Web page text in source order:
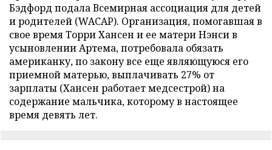
Бэдфорд подала Всемирная ассоциация для детей
и родителей (WACAP). Организация, помогавшая в
свое время Торри Хансен и ее матери Нэнси в
усыновлении Артема, потребовала обязать
американку, по закону все еще являющуюся его
приемной матерью, выплачивать 27% от
зарплаты (Хансен работает медсестрой) на
содержание мальчика, которому в настоящее
время девять лет.